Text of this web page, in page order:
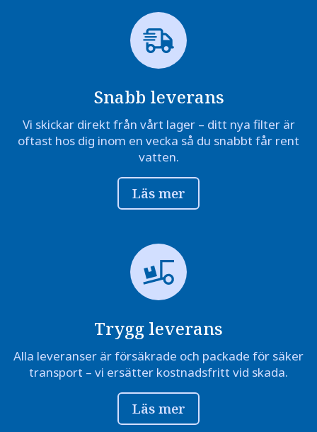
Snabb leverans
Vi skickar direkt från vårt lager – ditt nya filter är
oftast hos dig inom en vecka så du snabbt får rent
vatten.
Läs mer
Trygg leverans
Alla leveranser är försäkrade och packade för säker
transport – vi ersätter kostnadsfritt vid skada.
Läs mer